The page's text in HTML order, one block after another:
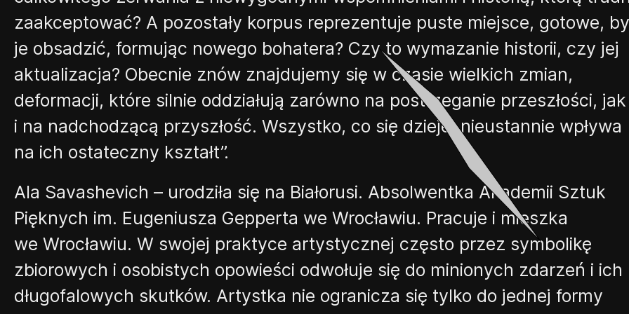
zaakceptować? A pozostały korpus reprezentuje puste miejsce, gotowe, by
je obsadzić, formując nowego bohatera? Czy to wymazanie historii, czy jej
aktualizacja? Obecnie znów znajdujemy się w czasie wielkich zmian,
deformacji, które silnie oddziałują zarówno na postrzeganie przeszłości, jak
i na nadchodzącą przyszłość. Wszystko, co się dzieje, nieustannie wpływa
na ich ostateczny kształt”.
Ala Savashevich – urodziła się na Białorusi. Absolwentka Akademii Sztuk
Pięknych im. Eugeniusza Gepperta we Wrocławiu. Pracuje i mieszka
we Wrocławiu. W swojej praktyce artystycznej często przez symbolikę
zbiorowych i osobistych opowieści odwołuje się do minionych zdarzeń i ich
długofalowych skutków. Artystka nie ogranicza się tylko do jednej formy